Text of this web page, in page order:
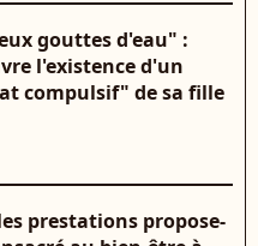
gouttes d'eau" :
l'existence d'un
compulsif" de sa fille
prestations propose-